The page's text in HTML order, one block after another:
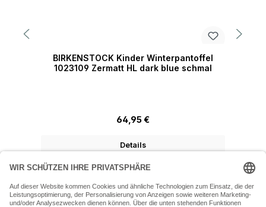
BIRKENSTOCK Kinder Winterpantoffel
1023109 Zermatt HL dark blue schmal
Regulärer Preis:
64,95 €
Details
07243 54050 (Mo-Fr: 9.30 - 18:30 Uhr Sa: 9:30 - 16 Uhr)